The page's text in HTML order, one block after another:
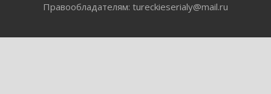
Правообладателям: tureckieserialy@mail.ru